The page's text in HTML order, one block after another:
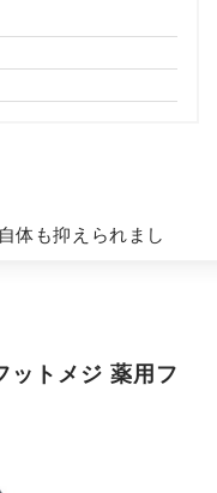
体も抑えられまし
ットメジ 薬用フ